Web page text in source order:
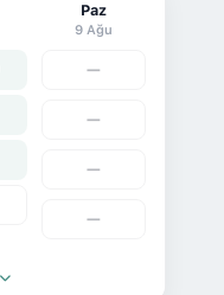
Paz
9 Ağu
—
—
—
—